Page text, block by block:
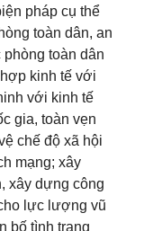
pháp cụ thể
toàn dân, an
toàn dân
kinh tế với
với kinh tế
gia, toàn vẹn
chế độ xã hội
mạng; xây
xây dựng công
lực lượng vũ
bố tình trạng